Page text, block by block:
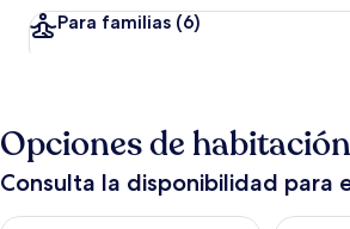
Para familias (6)
Opciones de habitación
Consulta la disponibilidad para